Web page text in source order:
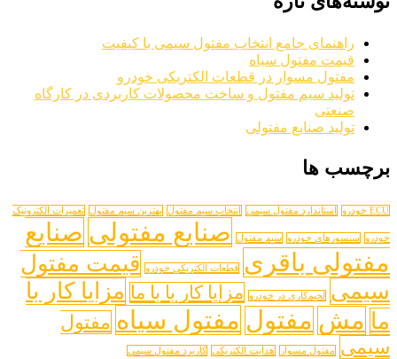
راهنمای جامع انتخاب مفتول سیمی با کیفیت
قیمت مفتول سیاه
مفتول مسوار در قطعات الکتریکی خودرو
تولید سیم مفتول و ساخت محصولات کاربردی در کارگاه
صنعتی
تولید صنایع مفتولی
برچسب ها
ECU خودرو استاندارد مفتول سیمی انتخاب سیم مفتول بهترین سیم مفتول تعمیرات الکترونیک
خودرو سنسورهای خودرو سیم مفتول صنایع مفتولی صنایع
مفتولی باقری
قطعات الکتریکی خودرو
قیمت مفتول
سیمی
لحیم‌کاری در خودرو مزایا کار با با ما مزایا کار با
ما مش مفتول مفتول سیاه مفتول
سیمی
مفتول مسوار هدایت الکتریکی کاریرد مفتول سیمی